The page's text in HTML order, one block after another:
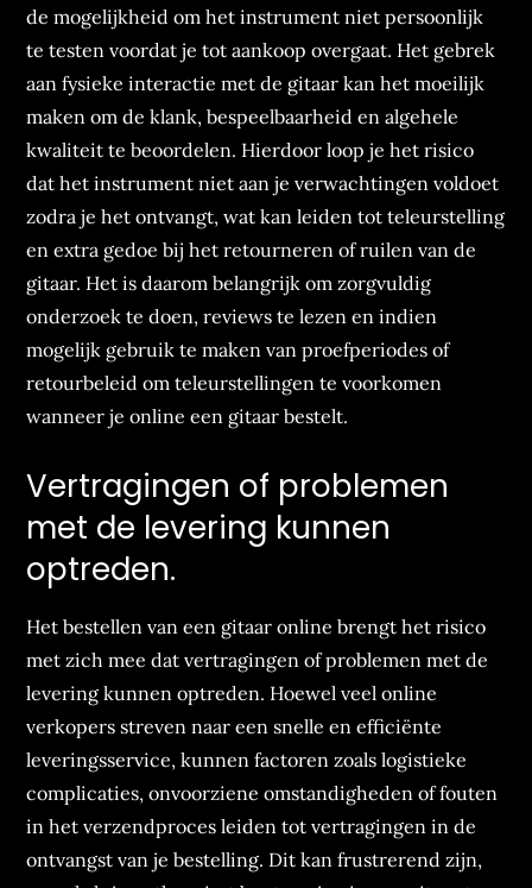
de mogelijkheid om het instrument niet persoonlijk
te testen voordat je tot aankoop overgaat. Het gebrek
aan fysieke interactie met de gitaar kan het moeilijk
maken om de klank, bespeelbaarheid en algehele
kwaliteit te beoordelen. Hierdoor loop je het risico
dat het instrument niet aan je verwachtingen voldoet
zodra je het ontvangt, wat kan leiden tot teleurstelling
en extra gedoe bij het retourneren of ruilen van de
gitaar. Het is daarom belangrijk om zorgvuldig
onderzoek te doen, reviews te lezen en indien
mogelijk gebruik te maken van proefperiodes of
retourbeleid om teleurstellingen te voorkomen
wanneer je online een gitaar bestelt.
Vertragingen of problemen
met de levering kunnen
optreden.
Het bestellen van een gitaar online brengt het risico
met zich mee dat vertragingen of problemen met de
levering kunnen optreden. Hoewel veel online
verkopers streven naar een snelle en efficiënte
leveringsservice, kunnen factoren zoals logistieke
complicaties, onvoorziene omstandigheden of fouten
in het verzendproces leiden tot vertragingen in de
ontvangst van je bestelling. Dit kan frustrerend zijn,